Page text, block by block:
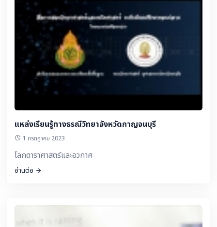
แหล่งเรียนรู้ทางธรณีวิทยาจังหวัดกาญจนบุรี
1 กรกฎาคม 2023
โลกดาราศาสตร์และอวกาศ
อ่านต่อ